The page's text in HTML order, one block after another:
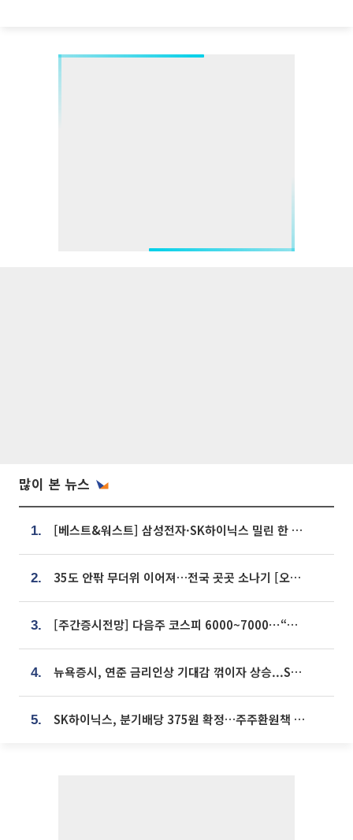
많이 본 뉴스
1. [베스트&워스트] 삼성전자·SK하이닉스 밀린 한 주…상상인증권은 85% 급등
2. 35도 안팎 무더위 이어져…전국 곳곳 소나기 [오늘 날씨]
3. [주간증시전망] 다음주 코스피 6000~7000⋯“外人 수급은 정책이 변수”
4. 뉴욕증시, 연준 금리인상 기대감 꺾이자 상승...S&P500 사상 최고치 [종합]
5. SK하이닉스, 분기배당 375원 확정…주주환원책 9월로 앞당겨 발표